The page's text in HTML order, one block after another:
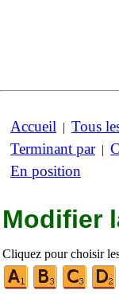
Accueil | Tous
Terminant par|
En position
Modifier
Cliquez pour choisir